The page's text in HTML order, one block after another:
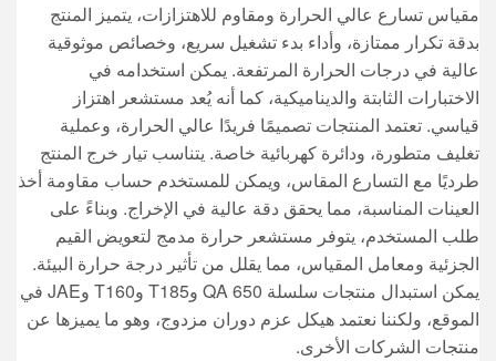
مقياس تسارع عالي الحرارة ومقاوم للاهتزازات، يتميز المنتج
بدقة تكرار ممتازة، وأداء بدء تشغيل سريع، وخصائص موثوقية
عالية في درجات الحرارة المرتفعة. يمكن استخدامه في
الاختبارات الثابتة والديناميكية، كما أنه يُعد مستشعر اهتزاز
قياسي. تعتمد المنتجات تصميمًا فريدًا عالي الحرارة، وعملية
تغليف متطورة، ودائرة كهربائية خاصة. يتناسب تيار خرج المنتج
طرديًا مع التسارع المقاس، ويمكن للمستخدم حساب مقاومة أخذ
العينات المناسبة، مما يحقق دقة عالية في الإخراج. وبناءً على
طلب المستخدم، يتوفر مستشعر حرارة مدمج لتعويض القيم
الجزئية ومعامل المقياس، مما يقلل من تأثير درجة حرارة البيئة.
يمكن استبدال منتجات سلسلة QA 650 وT185 وT160 وJAE في
الموقع، ولكننا نعتمد هيكل عزم دوران مزدوج، وهو ما يميزها عن
منتجات الشركات الأخرى.